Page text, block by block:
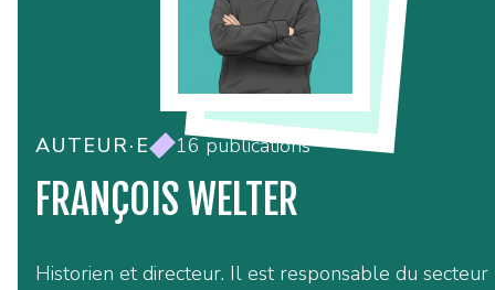
AUTEUR·E 16 publications
FRANÇOIS WELTER
Historien et directeur. Il est responsable du secteur